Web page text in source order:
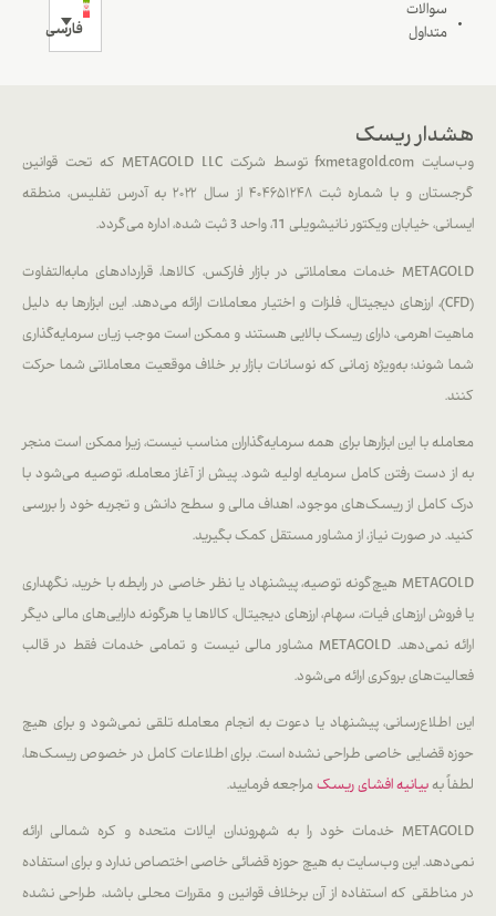
سوالات
متداول
فارسی
هشدار ریسک
وب‌سایت fxmetagold.com توسط شرکت METAGOLD LLC که تحت قوانین
گرجستان و با شماره ثبت ۴۰۴۶۵۱۲۴۸ از سال ۲۰۲۲ به آدرس تفلیس، منطقه
ایسانی، خیابان ویکتور نانیشویلی 11، واحد 3 ثبت شده، اداره می‌گردد.
METAGOLD خدمات معاملاتی در بازار فارکس، کالاها، قراردادهای مابه‌التفاوت
(CFD)، ارزهای دیجیتال، فلزات و اختیار معاملات ارائه می‌دهد. این ابزارها به دلیل
ماهیت اهرمی، دارای ریسک بالایی هستند و ممکن است موجب زیان سرمایه‌گذاری
شما شوند؛ به‌ویژه زمانی که نوسانات بازار بر خلاف موقعیت معاملاتی شما حرکت
کنند.
معامله با این ابزارها برای همه سرمایه‌گذاران مناسب نیست، زیرا ممکن است منجر
به از دست رفتن کامل سرمایه اولیه شود. پیش از آغاز معامله، توصیه می‌شود با
درک کامل از ریسک‌های موجود، اهداف مالی و سطح دانش و تجربه خود را بررسی
کنید. در صورت نیاز، از مشاور مستقل کمک بگیرید.
METAGOLD هیچ‌گونه توصیه، پیشنهاد یا نظر خاصی در رابطه با خرید، نگهداری
یا فروش ارزهای فیات، سهام، ارزهای دیجیتال، کالاها یا هرگونه دارایی‌های مالی دیگر
ارائه نمی‌دهد. METAGOLD مشاور مالی نیست و تمامی خدمات فقط در قالب
فعالیت‌های بروکری ارائه می‌شود.
این اطلاع‌رسانی، پیشنهاد یا دعوت به انجام معامله تلقی نمی‌شود و برای هیچ
حوزه قضایی خاصی طراحی نشده است. برای اطلاعات کامل در خصوص ریسک‌ها،
لطفاً بهبیانیه افشای ریسک مراجعه فرمایید.
METAGOLD خدمات خود را به شهروندان ایالات متحده و کره شمالی ارائه
نمی‌دهد. این وب‌سایت به هیچ حوزه قضائی خاصی اختصاص ندارد و برای استفاده
در مناطقی که استفاده از آن برخلاف قوانین و مقررات محلی باشد، طراحی نشده